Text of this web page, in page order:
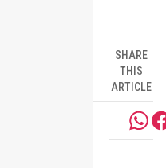
SHARE
THIS
ARTICLE